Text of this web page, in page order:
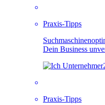
Praxis-Tipps
Dein Business
Praxis-Tipps